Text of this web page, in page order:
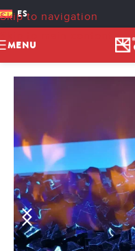
Skip to navigation
ES
MENU